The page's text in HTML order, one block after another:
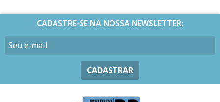
CADASTRE-SE NA NOSSA NEWSLETTER:
CADASTRAR